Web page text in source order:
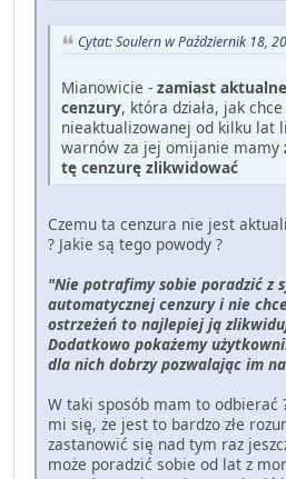
Cytat: Soulern w Październik 18,
Mianowicie - zamiast
cenzury, która działa, jak
nieaktualizowanej od kilku lat
warnów za jej omijanie mamy
tę cenzurę zlikwidować
Czemu ta cenzura nie jest
? Jakie są tego powody ?
"Nie potrafimy sobie poradzić z
automatycznej cenzury i nie
ostrzeżeń to najlepiej ją
Dodatkowo pokażemy
dla nich dobrzy pozwalając im
W taki sposób mam to odbierać
mi się, że jest to bardzo złe
zastanowić się nad tym raz
może poradzić sobie od lat z